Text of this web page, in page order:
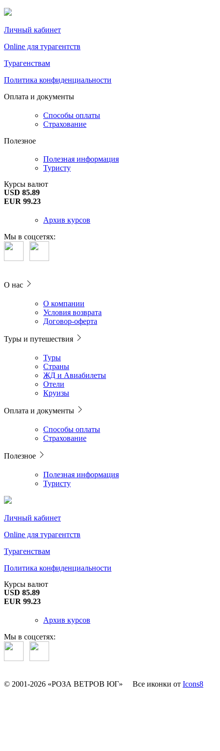
Личный кабинет
Online для турагентств
Турагенствам
Политика конфиденциальности
Оплата и документы
Способы оплаты
Страхование
Полезное
Полезная информация
Туристу
Курсы валют
USD 85.89
EUR 99.23
Архив курсов
Мы в соцсетях:
О нас
О компании
Условия возврата
Договор-оферта
Туры и путешествия
Туры
Страны
ЖД и Авиабилеты
Отели
Круизы
Оплата и документы
Способы оплаты
Страхование
Полезное
Полезная информация
Туристу
Личный кабинет
Online для турагентств
Турагенствам
Политика конфиденциальности
Курсы валют
USD 85.89
EUR 99.23
Архив курсов
Мы в соцсетях:
© 2001-2026 «РОЗА ВЕТРОВ ЮГ» Все иконки от Icons8